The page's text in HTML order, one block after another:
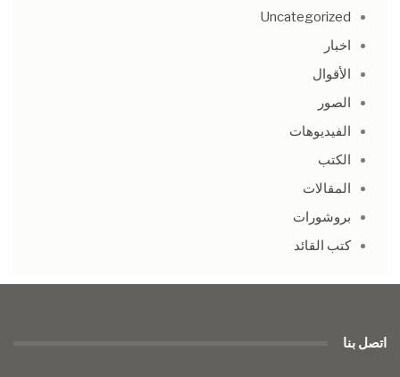
Uncategorized
اخبار
الأقوال
الصور
الفيديوهات
الكتب
المقالات
بروشورات
كتب القائد
اتصل بنا